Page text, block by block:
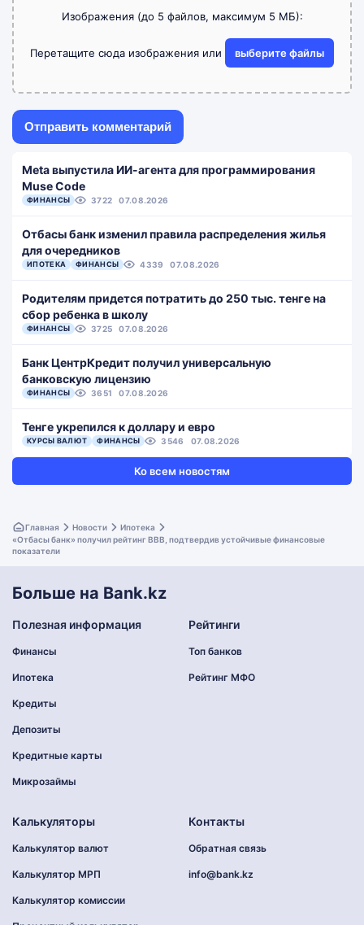
Изображения (до 5 файлов, максимум 5 МБ):
Перетащите сюда изображения или выберите файлы
Meta выпустила ИИ-агента для программирования
Muse Code
ФИНАНСЫ 3722 07.08.2026
Отбасы банк изменил правила распределения жилья
для очередников
ИПОТЕКА ФИНАНСЫ 4339 07.08.2026
Родителям придется потратить до 250 тыс. тенге на
сбор ребенка в школу
ФИНАНСЫ 3725 07.08.2026
Банк ЦентрКредит получил универсальную
банковскую лицензию
ФИНАНСЫ 3651 07.08.2026
Тенге укрепился к доллару и евро
КУРСЫ ВАЛЮТ ФИНАНСЫ 3546 07.08.2026
Ко всем новостям
Главная Новости
Ипотека
«Отбасы банк» получил рейтинг BBB, подтвердив устойчивые финансовые
показатели
Больше на Bank.kz
Полезная информация
Финансы
Ипотека
Кредиты
Депозиты
Кредитные карты
Микрозаймы
Рейтинги
Топ банков
Рейтинг МФО
Калькуляторы
Калькулятор валют
Калькулятор МРП
Калькулятор комиссии
Контакты
Обратная связь
info@bank.kz